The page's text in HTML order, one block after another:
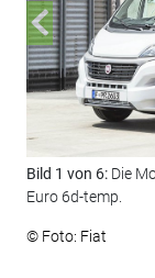
Bild 1 von 6: Die
Euro 6d-temp.
© Foto: Fiat